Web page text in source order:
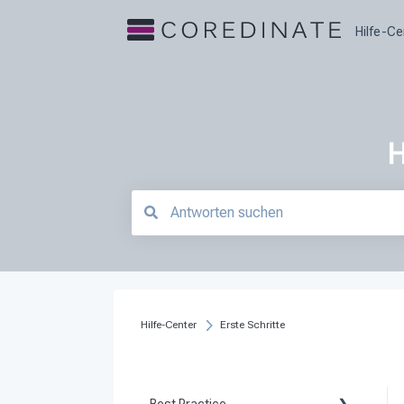
Hilfe-
Hilfe-Center Erste Schritte